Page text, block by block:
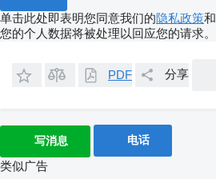
单击此处即表明您同意我们的隐私政策和
您的个人数据将被处理以回应您的请求。
PDF 分享
写消息 电话
类似广告